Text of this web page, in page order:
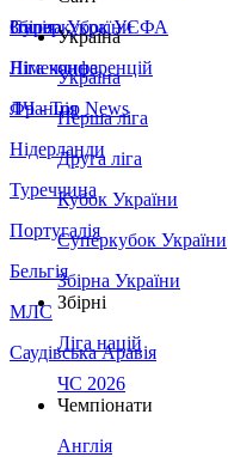
Збірна України
Італія
Німеччина
Франція
Нідерланди
Туреччина
Португалія
Бельгія
МЛС
Саудівська Аравія
Суперкубок УЄФА
Ліга конференцій
ЛЧ - Top News
Україна
Україна
Перша ліга
Друга ліга
Кубок України
Суперкубок України
Збірна України
Збірні
Ліга націй
ЧС 2026
Чемпіонати
Англія